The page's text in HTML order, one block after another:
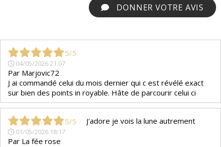
DONNER VOTRE AVIS
5/5
04/05/2026 21:07
Par Marjovic72
J ai commandé celui du mois dernier qui c est révélé exact
sur bien des points in royable. Hâte de parcourir celui ci
5/5
01/05/2026 18:17
Par La fée rose
J'adore je vois la lune autrement